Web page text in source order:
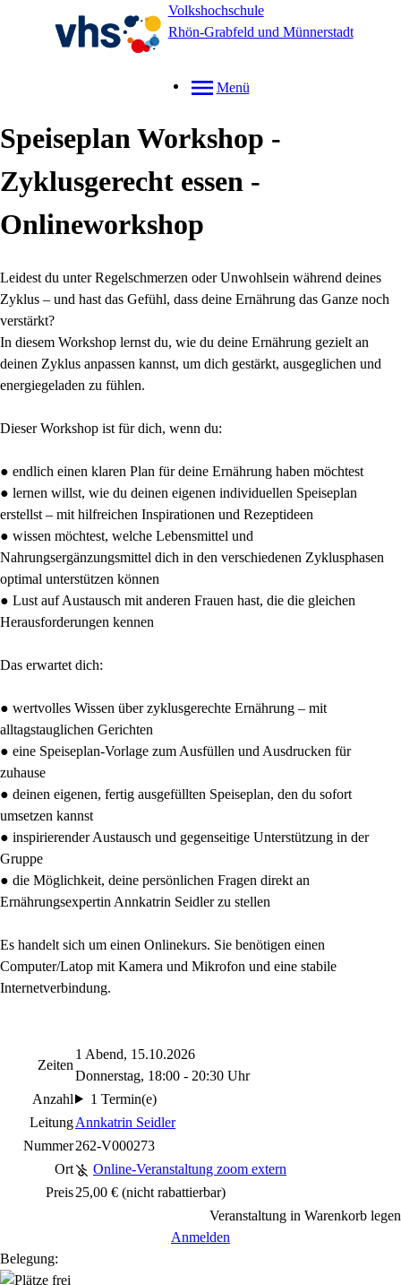
Volkshochschule
Rhön-Grabfeld und Münnerstadt
Menü
Speiseplan Workshop -
Zyklusgerecht essen -
Onlineworkshop
Leidest du unter Regelschmerzen oder Unwohlsein während deines
Zyklus – und hast das Gefühl, dass deine Ernährung das Ganze noch
verstärkt?
In diesem Workshop lernst du, wie du deine Ernährung gezielt an
deinen Zyklus anpassen kannst, um dich gestärkt, ausgeglichen und
energiegeladen zu fühlen.
Dieser Workshop ist für dich, wenn du:
● endlich einen klaren Plan für deine Ernährung haben möchtest
● lernen willst, wie du deinen eigenen individuellen Speiseplan
erstellst – mit hilfreichen Inspirationen und Rezeptideen
● wissen möchtest, welche Lebensmittel und
Nahrungsergänzungsmittel dich in den verschiedenen Zyklusphasen
optimal unterstützen können
● Lust auf Austausch mit anderen Frauen hast, die die gleichen
Herausforderungen kennen
Das erwartet dich:
● wertvolles Wissen über zyklusgerechte Ernährung – mit
alltagstauglichen Gerichten
● eine Speiseplan-Vorlage zum Ausfüllen und Ausdrucken für
zuhause
● deinen eigenen, fertig ausgefüllten Speiseplan, den du sofort
umsetzen kannst
● inspirierender Austausch und gegenseitige Unterstützung in der
Gruppe
● die Möglichkeit, deine persönlichen Fragen direkt an
Ernährungsexpertin Annkatrin Seidler zu stellen
Es handelt sich um einen Onlinekurs. Sie benötigen einen
Computer/Latop mit Kamera und Mikrofon und eine stabile
Internetverbindung.
Zeiten
1 Abend, 15.10.2026
Donnerstag, 18:00 - 20:30 Uhr
Anzahl
1 Termin(e)
LeitungAnnkatrin Seidler
Nummer262-V000273
Ort
Online-Veranstaltung zoom extern
Preis25,00 € (nicht rabattierbar)
Veranstaltung in Warenkorb legen
Anmelden
Belegung: